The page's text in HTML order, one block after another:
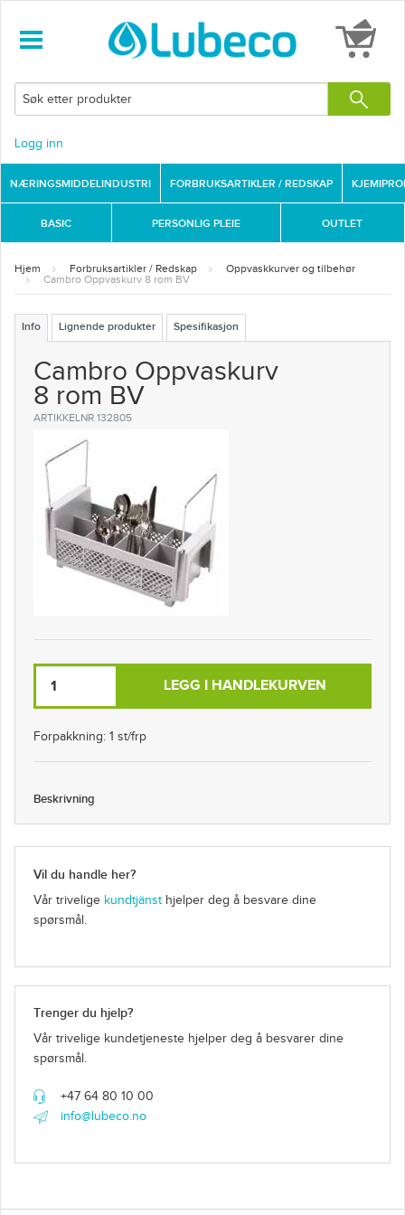
Logg inn
NÆRINGSMIDDELINDUSTRI FORBRUKSARTIKLER / REDSKAP
BASIC PERSONLIG PLEIE OUTLET
Hjem Forbruksartikler / Redskap
Oppvaskkurver og tilbehør
Cambro Oppvaskurv 8 rom BV
Info Lignende produkter Spesifikasjon
Cambro Oppvaskurv
8 rom BV
ARTIKKELNR 132805
LEGG I HANDLEKURVEN
Forpakkning: 1 st/frp
Beskrivning
Vil du handle her?
Vår trivelige kundtjänst hjelper deg å besvare dine
spørsmål.
Trenger du hjelp?
Vår trivelige kundetjeneste hjelper deg å besvarer dine
spørsmål.
+47 64 80 10 00
info@lubeco.no